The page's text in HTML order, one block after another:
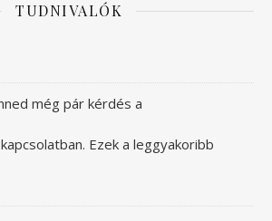
TUDNIVALÓK
még pár kérdés a
Ezek a leggyakoribb